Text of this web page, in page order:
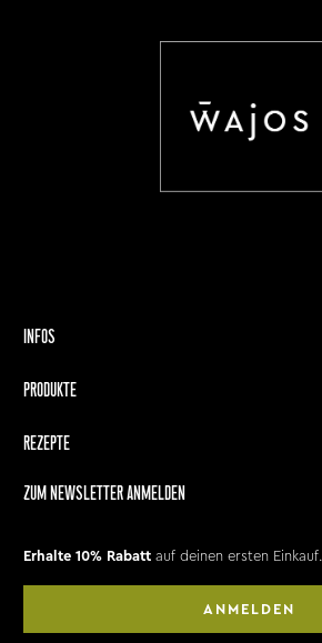
INFOS
PRODUKTE
REZEPTE
ZUM NEWSLETTER ANMELDEN
Erhalte 10% Rabatt auf deinen ersten Einkauf.
ANMELDEN